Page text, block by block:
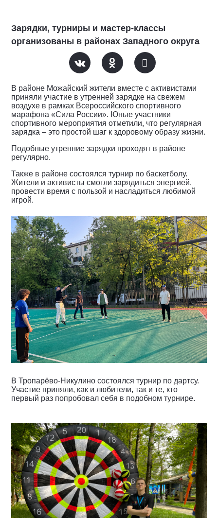
Зарядки, турниры и мастер-классы
организованы в районах Западного округа
В районе Можайский жители вместе с активистами
приняли участие в утренней зарядке на свежем
воздухе в рамках Всероссийского спортивного
марафона «Сила России». Юные участники
спортивного мероприятия отметили, что регулярная
зарядка – это простой шаг к здоровому образу жизни.
Подобные утренние зарядки проходят в районе
регулярно.
Также в районе состоялся турнир по баскетболу.
Жители и активисты смогли зарядиться энергией,
провести время с пользой и насладиться любимой
игрой.
В Тропарёво-Никулино состоялся турнир по дартсу.
Участие приняли, как и любители, так и те, кто
первый раз попробовал себя в подобном турнире.